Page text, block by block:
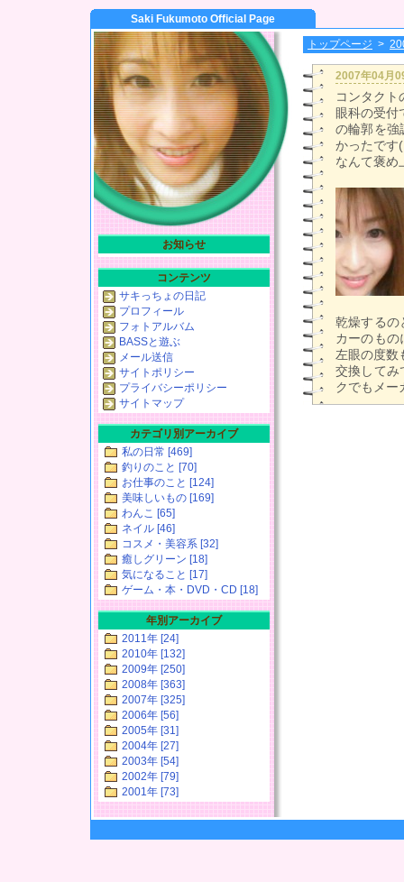
Saki Fukumoto Official Page
トップページ >
2007年04月
コンタクト
眼科の受付
の輪郭を強
かったです
なんて褒め
乾燥するの
カーのもの
左眼の度数
交換してみ
クでもメー
お知らせ
コンテンツ
サキっちょの日記
プロフィール
フォトアルバム
BASSと遊ぶ
メール送信
サイトポリシー
プライバシーポリシー
サイトマップ
カテゴリ別アーカイブ
私の日常 [469]
釣りのこと [70]
お仕事のこと [124]
美味しいもの [169]
わんこ [65]
ネイル [46]
コスメ・美容系 [32]
癒しグリーン [18]
気になること [17]
ゲーム・本・DVD・CD [18]
年別アーカイブ
2011年 [24]
2010年 [132]
2009年 [250]
2008年 [363]
2007年 [325]
2006年 [56]
2005年 [31]
2004年 [27]
2003年 [54]
2002年 [79]
2001年 [73]